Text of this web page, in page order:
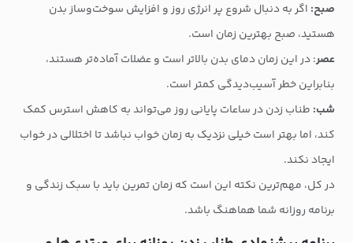
صبح: اگر به دنبال شروع پر انرژی روز و افزایش سوخت‌وساز بدن
هستید، صبح بهترین زمان است.
عصر: در این زمان دمای بدن بالاتر است و عضلات آماده‌تر هستند،
بنابراین خطر آسیب‌دیدگی کمتر است.
شب: طناب زدن در ساعات پایانی روز می‌تواند به کاهش استرس کمک
کند، اما بهتر است خیلی نزدیک به زمان خواب نباشد تا اختلالی در خواب
ایجاد نکند.
در کل، مهم‌ترین نکته این است که زمان تمرین باید با سبک زندگی و
برنامه روزانه شما هماهنگ باشد.